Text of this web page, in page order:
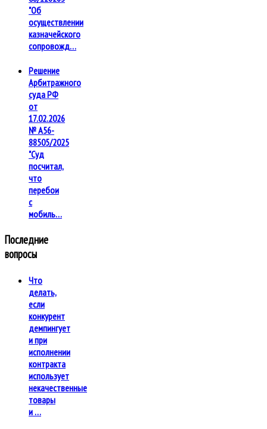
"Об
осуществлении
казначейского
сопровожд…
Решение
Арбитражного
суда РФ
от
17.02.2026
№ А56-
88505/2025
"Суд
посчитал,
что
перебои
с
мобиль…
Последние
вопросы
Что
делать,
если
конкурент
демпингует
и при
исполнении
контракта
использует
некачественные
товары
и …